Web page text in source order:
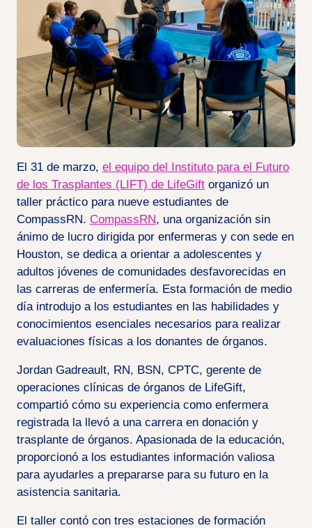
El 31 de marzo, el equipo del Instituto para el Futuro
de los Trasplantes (LIFT) de LifeGift organizó un
taller práctico para nueve estudiantes de
CompassRN. CompassRN, una organización sin
ánimo de lucro dirigida por enfermeras y con sede en
Houston, se dedica a orientar a adolescentes y
adultos jóvenes de comunidades desfavorecidas en
las carreras de enfermería. Esta formación de medio
día introdujo a los estudiantes en las habilidades y
conocimientos esenciales necesarios para realizar
evaluaciones físicas a los donantes de órganos.
Jordan Gadreault, RN, BSN, CPTC, gerente de
operaciones clínicas de órganos de LifeGift,
compartió cómo su experiencia como enfermera
registrada la llevó a una carrera en donación y
trasplante de órganos. Apasionada de la educación,
proporcionó a los estudiantes información valiosa
para ayudarles a prepararse para su futuro en la
asistencia sanitaria.
El taller contó con tres estaciones de formación